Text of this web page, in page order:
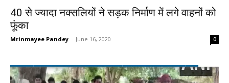
40 से ज्यादा नक्सलियों ने सड़क निर्माण में लगे वाहनों को
फूंका
Mrinmayee Pandey - June 16, 2020 0